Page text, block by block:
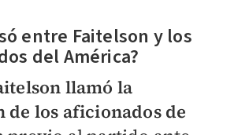
entre Faitelson y los
del América?
llamó la
de los aficionados de